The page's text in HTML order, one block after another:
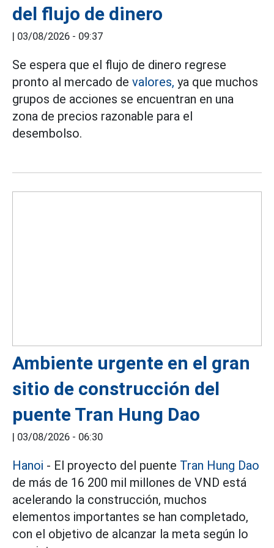
del flujo de dinero
03/08/2026 - 09:37
Se espera que el flujo de dinero regrese
pronto al mercado de valores, ya que muchos
grupos de acciones se encuentran en una
zona de precios razonable para el
desembolso.
Ambiente urgente en el gran
sitio de construcción del
puente Tran Hung Dao
03/08/2026 - 06:30
Hanoi - El proyecto del puente Tran Hung Dao
de más de 16 200 mil millones de VND está
acelerando la construcción, muchos
elementos importantes se han completado,
con el objetivo de alcanzar la meta según lo